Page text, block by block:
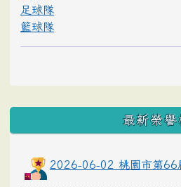
足球隊
籃球隊
最新榮譽
2026-06-02 桃園市第66